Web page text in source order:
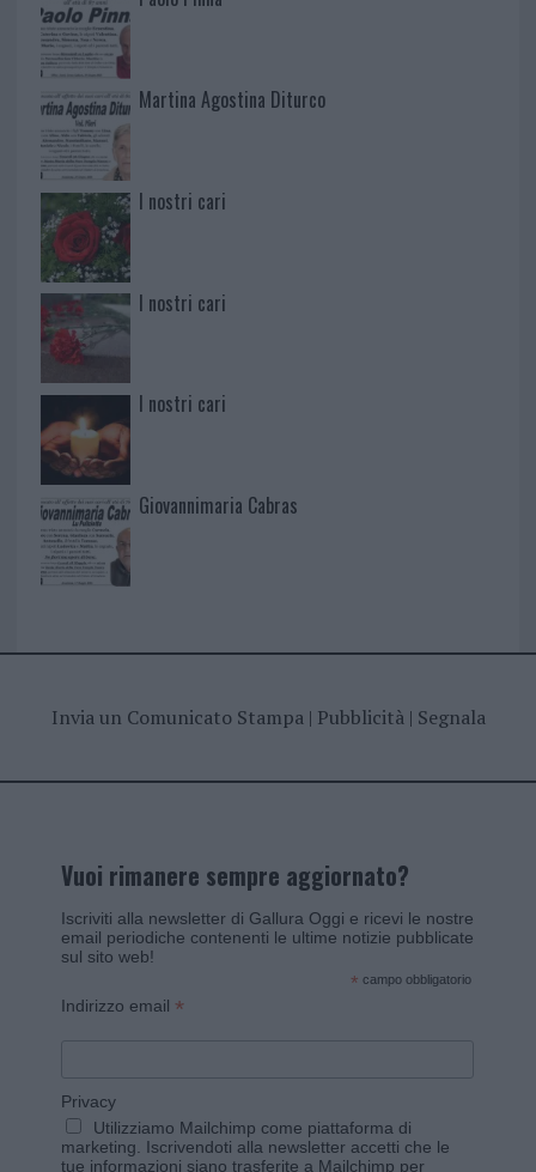
Martina Agostina Diturco
I nostri cari
I nostri cari
I nostri cari
Giovannimaria Cabras
Invia un Comunicato Stampa| Pubblicità| Segnala
Vuoi rimanere sempre aggiornato?
Iscriviti alla newsletter di Gallura Oggi e ricevi le nostre
email periodiche contenenti le ultime notizie pubblicate
sul sito web!
* campo obbligatorio
Indirizzo email *
Privacy
Utilizziamo Mailchimp come piattaforma di
marketing. Iscrivendoti alla newsletter accetti che le
tue informazioni siano trasferite a Mailchimp per